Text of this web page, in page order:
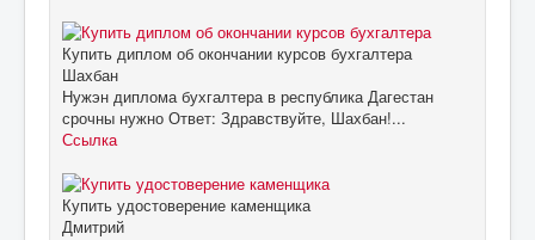
Купить диплом об окончании курсов бухгалтера
Шахбан
Нужэн диплома бухгалтера в республика Дагестан
срочны нужно Ответ: Здравствуйте, Шахбан!...
Ссылка
Купить удостоверение каменщика
Дмитрий